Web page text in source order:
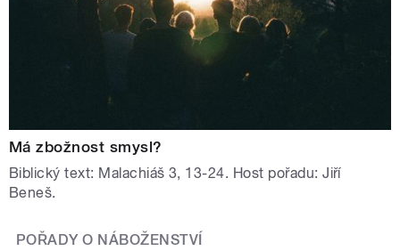
Má zbožnost smysl?
Biblický text: Malachiáš 3, 13-24. Host pořadu: Jiří
Beneš.
POŘADY O NÁBOŽENSTVÍ